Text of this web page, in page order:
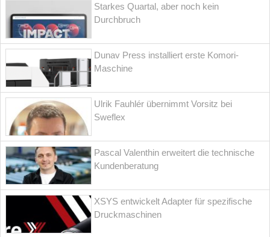
Starkes Quartal, aber noch kein
Durchbruch
Dunav Press installiert erste Komori-
Maschine
Ulrik Fauhlér übernimmt Vorsitz bei
Sweflex
Pascal Valenthin erweitert die technische
Kundenberatung
XSYS entwickelt Adapter für spezifische
Druckmaschinen